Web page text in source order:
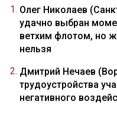
Олег Николаев
удачно выбран
ветхим флотом, но
нельзя
Дмитрий Нечаев
трудоустройства
негативного